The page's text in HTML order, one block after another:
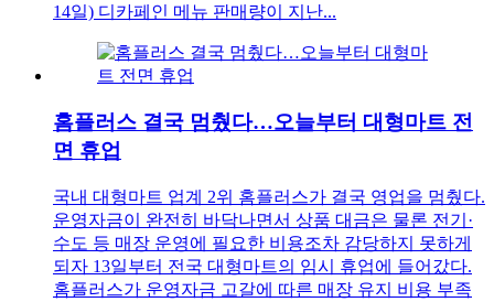
14일) 디카페인 메뉴 판매량이 지난...
홈플러스 결국 멈췄다…오늘부터 대형마트 전
면 휴업
국내 대형마트 업계 2위 홈플러스가 결국 영업을 멈췄다.
운영자금이 완전히 바닥나면서 상품 대금은 물론 전기·
수도 등 매장 운영에 필요한 비용조차 감당하지 못하게
되자 13일부터 전국 대형마트의 임시 휴업에 들어갔다.
홈플러스가 운영자금 고갈에 따른 매장 유지 비용 부족